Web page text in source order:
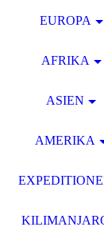
EUROPA
AFRIKA
ASIEN
AMERIKA